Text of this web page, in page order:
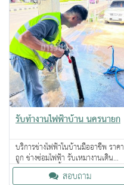
รับทำงานไฟฟ้าบ้าน นครนายก
บริการช่างไฟฟ้าในบ้านมืออาชีพ ราคา
ถูก ช่างซ่อมไฟฟ้า รับเหมางานเดิน
สายไฟ งานติดตั้งระบบไฟฟ้า
สอบถาม